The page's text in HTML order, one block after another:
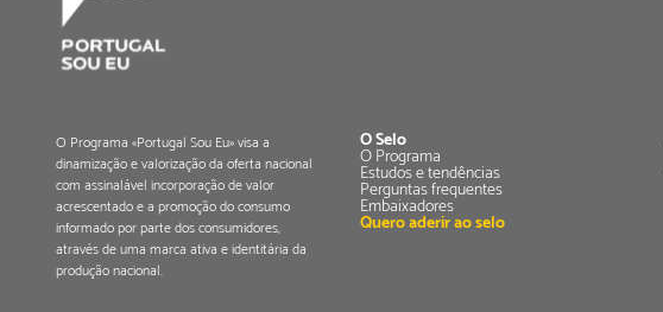
O Programa «Portugal Sou Eu» visa a
dinamização e valorização da oferta nacional
com assinalável incorporação de valor
acrescentado e a promoção do consumo
informado por parte dos consumidores,
através de uma marca ativa e identitária da
produção nacional.
O Selo
O Programa
Estudos e tendências
Perguntas frequentes
Embaixadores
Quero aderir ao selo